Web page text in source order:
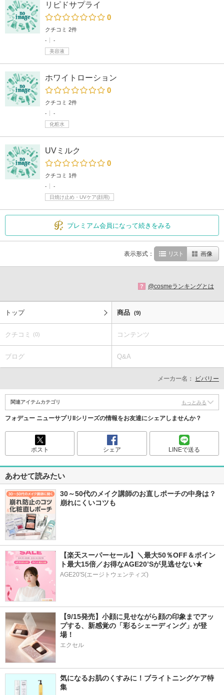
リピドサプライ
0
クチコミ 2件
-
-
美容液
ホワイトローション
0
クチコミ 2件
-
-
化粧水
UVミルク
0
クチコミ 1件
-
-
日焼け止め・UVケア(顔用)
プレミアム会員になって続きをみる
表示形式： リスト 画像
? @cosmeランキングとは
トップ 商品 (9)
クチコミ (0) コンテンツ
ブログ Q&A
メーカー名： ビバリー
関連アイテムカテゴリ もっとみる
フォデュー ニューサプリIIシリーズの情報をお友達にシェアしませんか？
ポスト シェア LINEで送る
あわせて読みたい
30～50代のメイク講師のお直しポーチの中身は？
崩れにくいコツも
【楽天スーパーセール】＼最大50％OFF＆ポイン
ト最大15倍／お得なAGE20’Sが見逃せない★
AGE20'S(エージトウェンティズ)
【9/15発売】小顔に見せながら顔の印象までアッ
プする、新感覚の「彩るシェーディング」が登
場！
エクセル
気になるお肌のくすみに！ブライトニングケア特
集